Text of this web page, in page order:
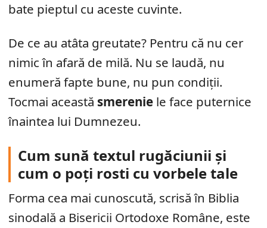
bate pieptul cu aceste cuvinte.
De ce au atâta greutate? Pentru că nu cer
nimic în afară de milă. Nu se laudă, nu
enumeră fapte bune, nu pun condiții.
Tocmai această smerenie le face puternice
înaintea lui Dumnezeu.
Cum sună textul rugăciunii și
cum o poți rosti cu vorbele tale
Forma cea mai cunoscută, scrisă în Biblia
sinodală a Bisericii Ortodoxe Române, este